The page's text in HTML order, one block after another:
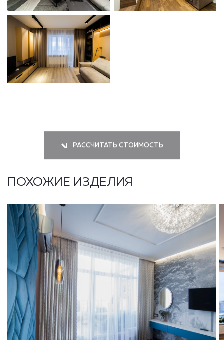
РАССЧИТАТЬ СТОИМОСТЬ
ПОХОЖИЕ ИЗДЕЛИЯ